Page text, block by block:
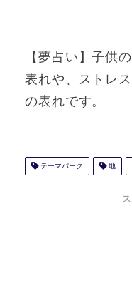
【夢占い】子供
表れや、ストレ
の表れです。
テーマパーク 地